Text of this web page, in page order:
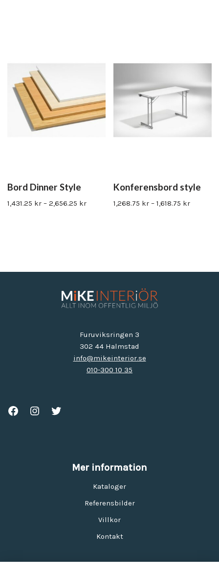
Bord Dinner Style
1,431.25 kr – 2,656.25 kr
Konferensbord style
1,268.75 kr – 1,618.75 kr
Furuviksringen 3
302 44 Halmstad
info@mikeinterior.se
010-300 10 35
Mer information
Kataloger
Referensbilder
Villkor
Kontakt